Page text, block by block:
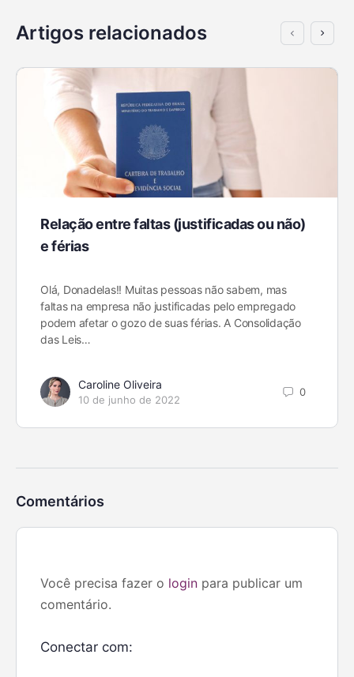
Artigos relacionados
Relação entre faltas (justificadas ou não)
e férias
Olá, Donadelas!! Muitas pessoas não sabem, mas
faltas na empresa não justificadas pelo empregado
podem afetar o gozo de suas férias. A Consolidação
das Leis…
Caroline Oliveira
10 de junho de 2022
0
Comentários
Você precisa fazer o login para publicar um
comentário.
Conectar com: